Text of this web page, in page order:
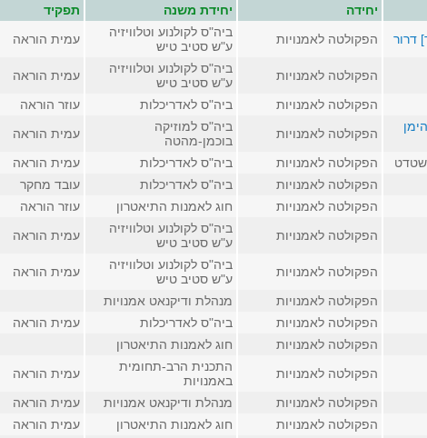
יחידה יחידת משנה תפקיד
דרור
הפקולטה לאמנויות
ביה"ס לקולנוע וטלוויזיה
ע"ש סטיב טיש
עמית הוראה
הפקולטה לאמנויות
ביה"ס לקולנוע וטלוויזיה
ע"ש סטיב טיש
עמית הוראה
הפקולטה לאמנויות ביה"ס לאדריכלות
עוזר הוראה
הפקולטה לאמנויות
ביה"ס למוזיקה
בוכמן-מהטה
עמית הוראה
הפקולטה לאמנויות ביה"ס לאדריכלות עמית הוראה
הפקולטה לאמנויות ביה"ס לאדריכלות
עובד מחקר
הפקולטה לאמנויות חוג לאמנות התיאטרון
עוזר הוראה
הפקולטה לאמנויות
ביה"ס לקולנוע וטלוויזיה
ע"ש סטיב טיש
עמית הוראה
הפקולטה לאמנויות
ביה"ס לקולנוע וטלוויזיה
ע"ש סטיב טיש
עמית הוראה
הפקולטה לאמנויות מנהלת ודיקנאט אמנויות
הפקולטה לאמנויות ביה"ס לאדריכלות
עמית הוראה
הפקולטה לאמנויות
חוג לאמנות התיאטרון
הפקולטה לאמנויות
התכנית הרב-תחומית
באמנויות
עמית הוראה
הפקולטה לאמנויות מנהלת ודיקנאט אמנויות
עמית הוראה
הפקולטה לאמנויות חוג לאמנות התיאטרון
עמית הוראה